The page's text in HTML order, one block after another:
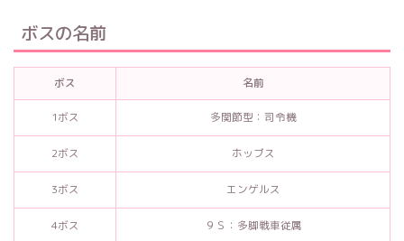
ボスの名前
ボス 名前
1ボス 多関節型：司令機
2ボス ホッブス
3ボス エンゲルス
4ボス ９Ｓ：多脚戦車従属